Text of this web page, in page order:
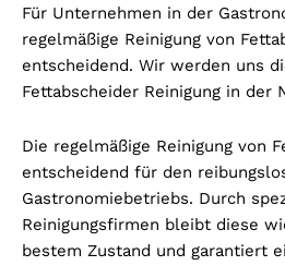
Für Unternehmen in der
regelmäßige Reinigung von
entscheidend. Wir werden uns
Fettabscheider Reinigung in der
Die regelmäßige Reinigung von
entscheidend für den
Gastronomiebetriebs. Durch
Reinigungsfirmen bleibt diese
bestem Zustand und garantiert